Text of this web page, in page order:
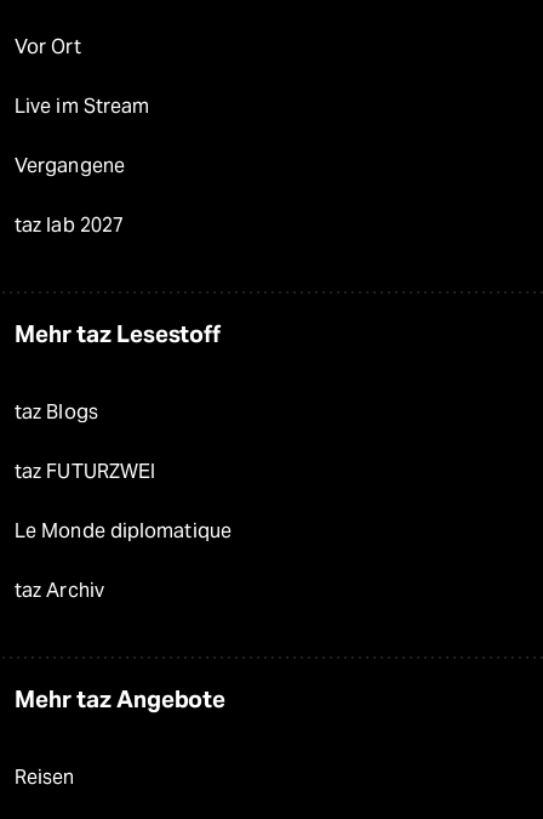
Vor Ort
Live im Stream
Vergangene
taz lab 2027
Mehr taz Lesestoff
taz Blogs
taz FUTURZWEI
Le Monde diplomatique
taz Archiv
Mehr taz Angebote
Reisen